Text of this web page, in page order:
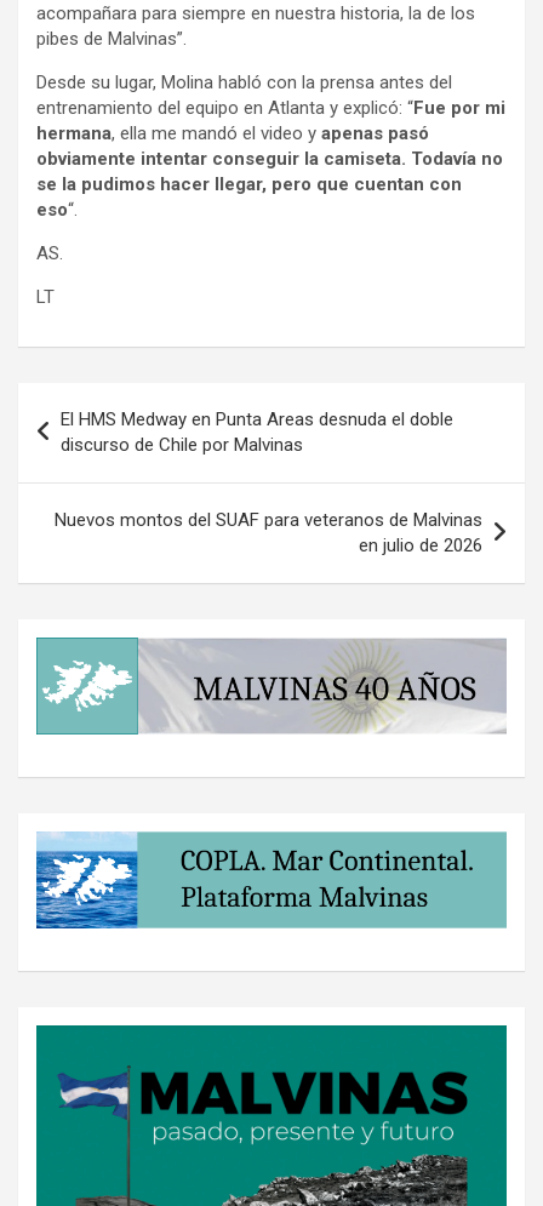
acompañara para siempre en nuestra historia, la de los
pibes de Malvinas”.
Desde su lugar, Molina habló con la prensa antes del
entrenamiento del equipo en Atlanta y explicó: “Fue por mi
hermana, ella me mandó el video y apenas pasó
obviamente intentar conseguir la camiseta. Todavía no
se la pudimos hacer llegar, pero que cuentan con
eso“.
AS.
LT
de
entradas
El HMS Medway en Punta Areas desnuda el doble
discurso de Chile por Malvinas
Nuevos montos del SUAF para veteranos de Malvinas
en julio de 2026